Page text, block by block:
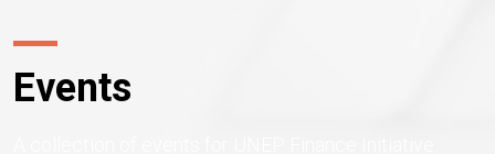
Events